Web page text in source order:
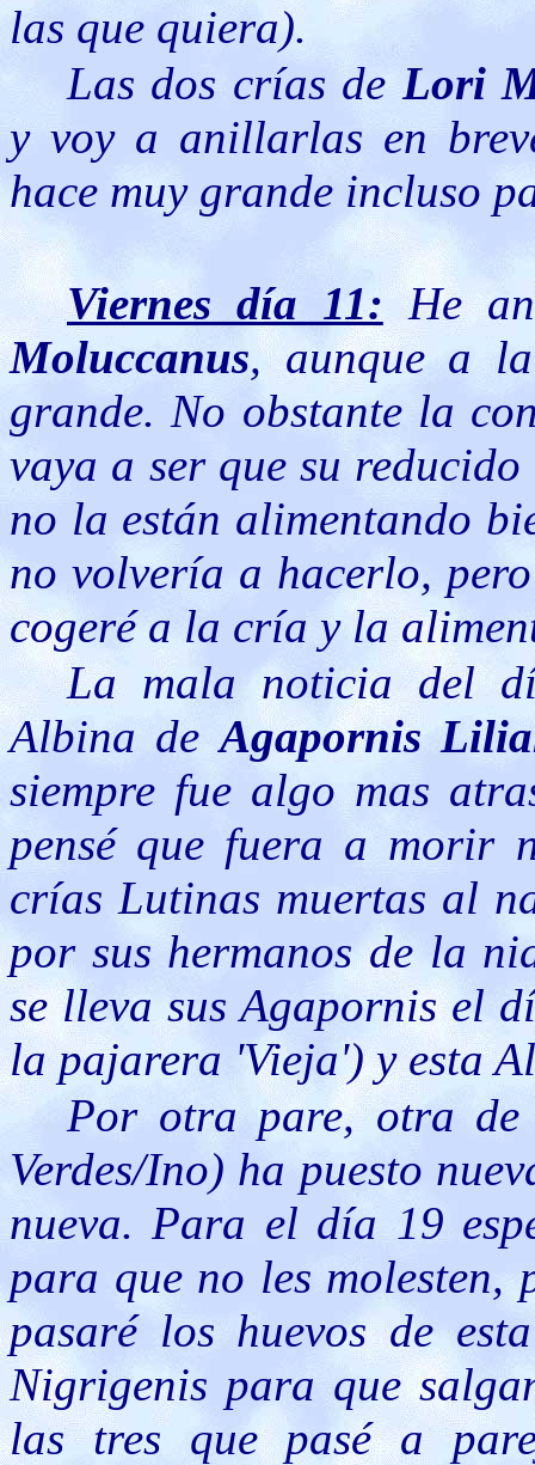
las que quiera).
Las dos crías de Lori
y voy a anillarlas en
hace muy grande incluso
Viernes día 11:He
Moluccanus, aunque a
grande. No obstante la
vaya a ser que su
no la están alimentando
no volvería a hacerlo,
cogeré a la cría y la
La mala noticia del
Albina deAgapornis
siempre fue algo mas
pensé que fuera a morir
crías Lutinas muertas al
por sus hermanos de la
se lleva sus Agapornis el
la pajarera 'Vieja') y esta
Por otra pare, otra de
Verdes/Ino) ha puesto
nueva. Para el día 19
para que no les
pasaré los huevos de
Nigrigenis para que
las tres que pasé a